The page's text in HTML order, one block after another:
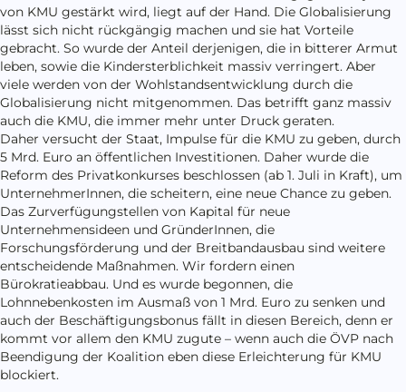
von KMU gestärkt wird, liegt auf der Hand. Die Globalisierung
lässt sich nicht rückgängig machen und sie hat Vorteile
gebracht. So wurde der Anteil derjenigen, die in bitterer Armut
leben, sowie die Kindersterblichkeit massiv verringert. Aber
viele werden von der Wohlstandsentwicklung durch die
Globalisierung nicht mitgenommen. Das betrifft ganz massiv
auch die KMU, die immer mehr unter Druck geraten.
Daher versucht der Staat, Impulse für die KMU zu geben, durch
5 Mrd. Euro an öffentlichen Investitionen. Daher wurde die
Reform des Privatkonkurses beschlossen (ab 1. Juli in Kraft), um
UnternehmerInnen, die scheitern, eine neue Chance zu geben.
Das Zurverfügungstellen von Kapital für neue
Unternehmensideen und GründerInnen, die
Forschungsförderung und der Breitbandausbau sind weitere
entscheidende Maßnahmen. Wir fordern einen
Bürokratieabbau. Und es wurde begonnen, die
Lohnnebenkosten im Ausmaß von 1 Mrd. Euro zu senken und
auch der Beschäftigungsbonus fällt in diesen Bereich, denn er
kommt vor allem den KMU zugute – wenn auch die ÖVP nach
Beendigung der Koalition eben diese Erleichterung für KMU
blockiert.